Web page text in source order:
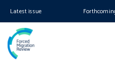
Latest issue